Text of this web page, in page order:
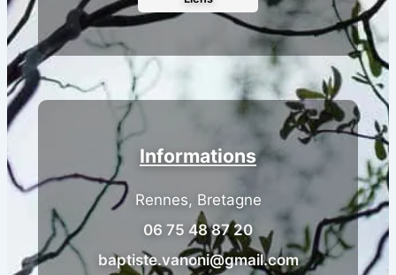
Informations
Rennes, Bretagne
06 75 48 87 20
baptiste.vanoni@gmail.com